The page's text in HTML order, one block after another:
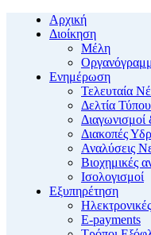
Αρχική
Διοίκηση
Μέλη
Ενημέρωση
Τελευταία
Δελτία Τύπου
Διακοπές
Αναλύσεις
Βιοχημικές
Ισολογισμοί
Εξυπηρέτηση
E-payments